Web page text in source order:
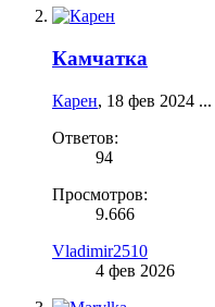
Камчатка
Карен, 18 фев 2024 ...
Ответов:
94
Просмотров:
9.666
Vladimir2510
4 фев 2026